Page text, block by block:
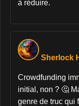
à réduire.
Sherlock
Crowdfunding
initial, non ? 🤔
genre de truc qui